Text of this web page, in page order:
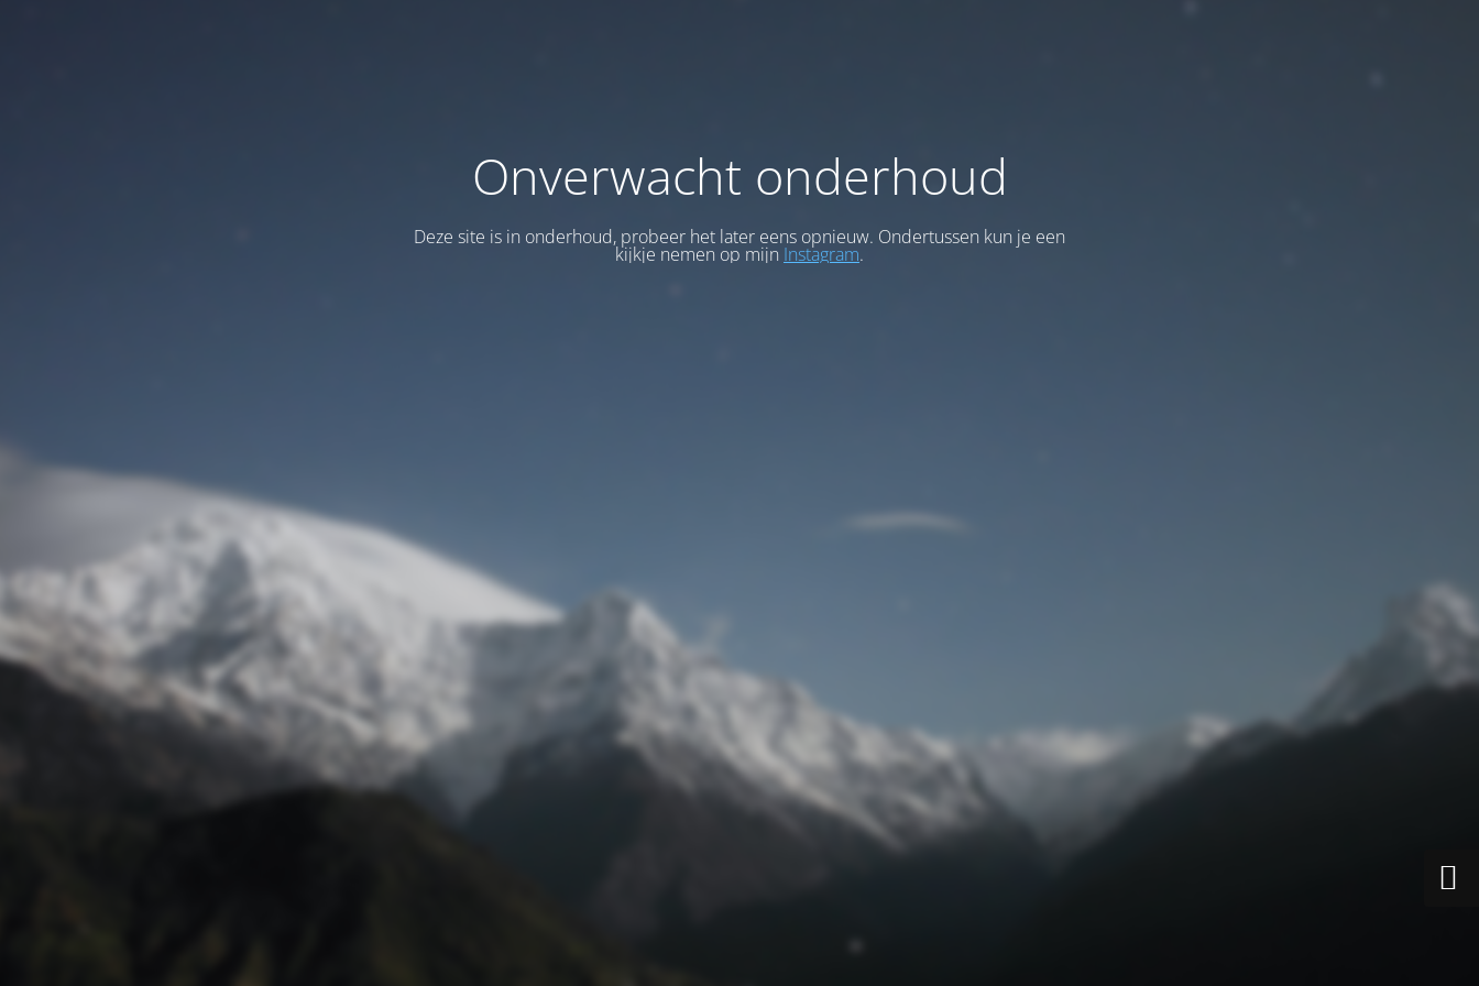
Onverwacht onderhoud
Deze site is in onderhoud, probeer het later eens opnieuw. Ondertussen kun je een
kijkje nemen op mijn Instagram.